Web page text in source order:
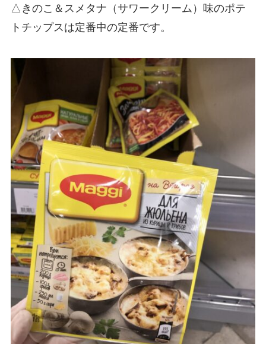
△きのこ＆スメタナ（サワークリーム）味のポテ
トチップスは定番中の定番です。